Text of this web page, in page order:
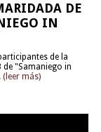
DE
IN
de la
de "Samaniego in
(leer más)